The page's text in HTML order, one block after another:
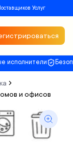
Услуг
исполнители
и офисов